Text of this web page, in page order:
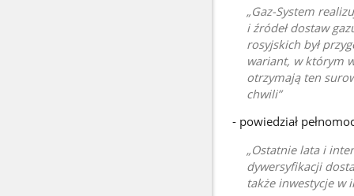
Gaz-System
i źródeł dostaw
rosyjskich był
wariant, w którym
otrzymają ten
chwili
- powiedział
Ostatnie lata i
dywersyfikacji
także inwestycje w